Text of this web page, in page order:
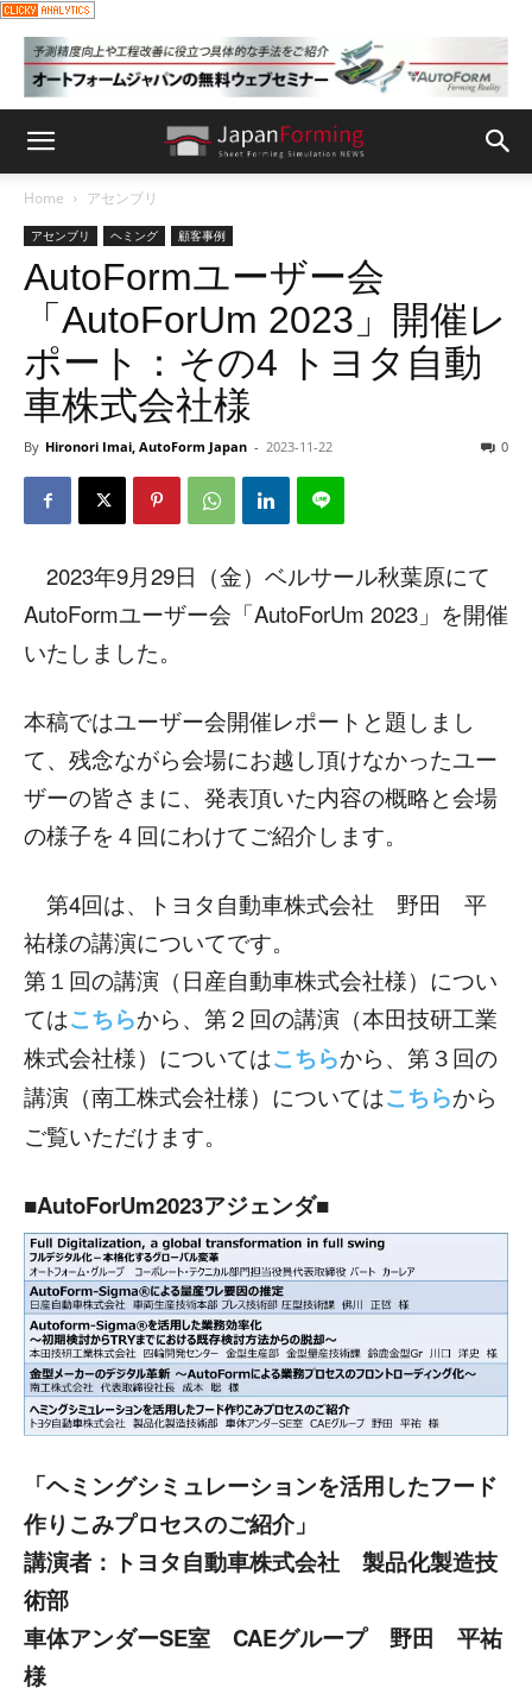
Home アセンブリ
アセンブリ ヘミング 顧客事例
AutoFormユーザー会
「AutoForUm 2023」開催レ
ポート：その4 トヨタ自動
車株式会社様
By Hironori Imai, AutoForm Japan - 2023-11-22 0
2023年9月29日（金）ベルサール秋葉原にて
AutoFormユーザー会「AutoForUm 2023」を開催
いたしました。
本稿ではユーザー会開催レポートと題しまし
て、残念ながら会場にお越し頂けなかったユー
ザーの皆さまに、発表頂いた内容の概略と会場
の様子を４回にわけてご紹介します。
第4回は、トヨタ自動車株式会社 野田 平
祐様の講演についてです。
第１回の講演（日産自動車株式会社様）につい
てはこちらから、第２回の講演（本田技研工業
株式会社様）についてはこちらから、第３回の
講演（南工株式会社様）についてはこちらから
ご覧いただけます。
■AutoForUm2023アジェンダ■
「ヘミングシミュレーションを活用したフード
作りこみプロセスのご紹介」
講演者：トヨタ自動車株式会社 製品化製造技
術部
車体アンダーSE室 CAEグループ 野田 平祐
様